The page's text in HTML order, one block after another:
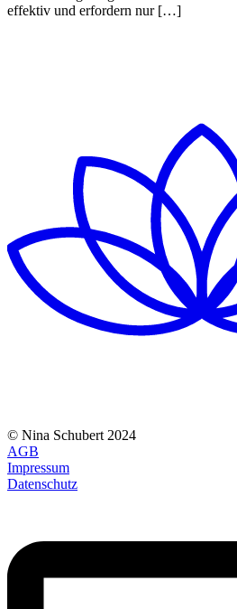
effektiv und erfordern nur […]
© Nina Schubert 2024
AGB
Impressum
Datenschutz